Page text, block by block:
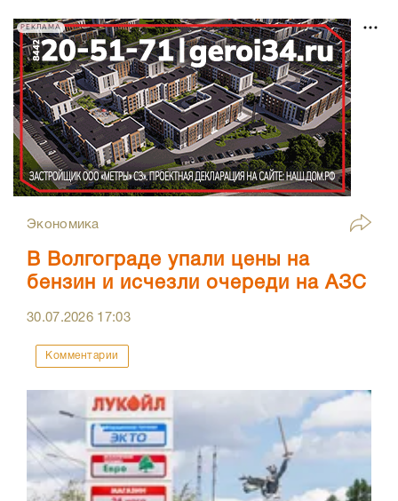
РЕКЛАМА
Экономика
В Волгограде упали цены на
бензин и исчезли очереди на АЗС
30.07.2026 17:03
Комментарии